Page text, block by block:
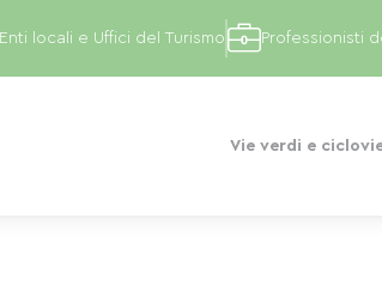
Vie verdi e
Enti locali e Uffici del Turismo Professionisti